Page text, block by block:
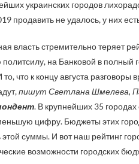
продавить не удалось, у них
власть стремительно теряет
на Банковой в полный
что к концу августа
пишут Светлана Шмелева,
. В крупнейших 35
цифру. Бюджеты этих
этой суммы. И вот наш рейтинг
возможности городских